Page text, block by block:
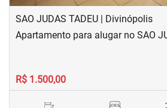
SAO JUDAS TADEU | Divinópolis
Apartamento para alugar no SAO
R$ 1.500,00